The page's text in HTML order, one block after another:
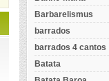
Barbarelismus
barrados
barrados 4 cantos
Batata